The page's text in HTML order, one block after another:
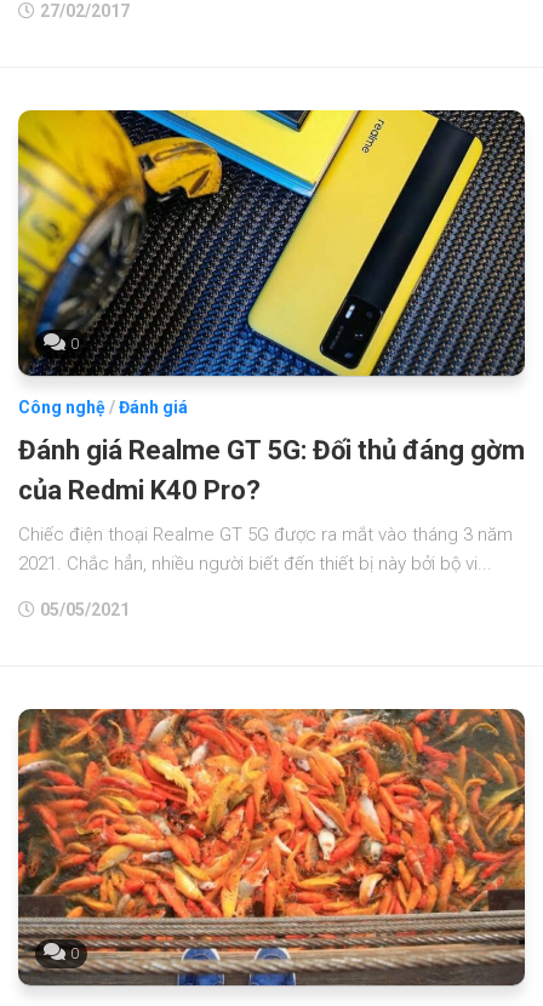
27/02/2017
0
Công nghệ/Đánh giá
Đánh giá Realme GT 5G: Đối thủ đáng gờm
của Redmi K40 Pro?
Chiếc điện thoại Realme GT 5G được ra mắt vào tháng 3 năm
2021. Chắc hẳn, nhiều người biết đến thiết bị này bởi bộ vi...
05/05/2021
0